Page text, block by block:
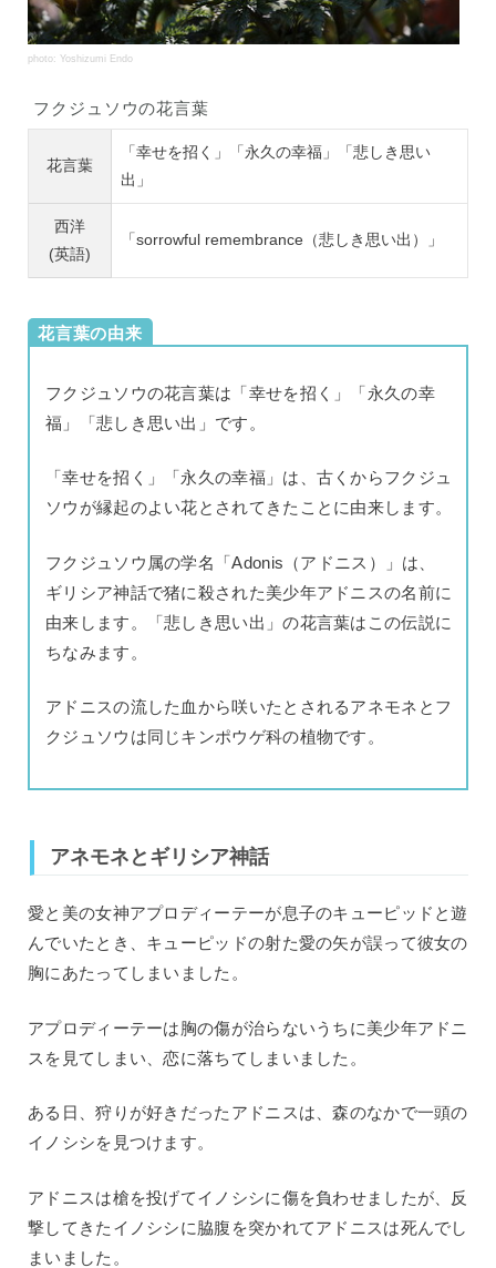
photo: Yoshizumi Endo
フクジュソウの花言葉
花言葉
「幸せを招く」「永久の幸福」「悲しき思い
出」
西洋
(英語)
「sorrowful remembrance（悲しき思い出）」
花言葉の由来
フクジュソウの花言葉は「幸せを招く」「永久の幸
福」「悲しき思い出」です。
「幸せを招く」「永久の幸福」は、古くからフクジュ
ソウが縁起のよい花とされてきたことに由来します。
フクジュソウ属の学名「Adonis（アドニス）」は、
ギリシア神話で猪に殺された美少年アドニスの名前に
由来します。「悲しき思い出」の花言葉はこの伝説に
ちなみます。
アドニスの流した血から咲いたとされるアネモネとフ
クジュソウは同じキンポウゲ科の植物です。
アネモネとギリシア神話
愛と美の女神アプロディーテーが息子のキューピッドと遊
んでいたとき、キューピッドの射た愛の矢が誤って彼女の
胸にあたってしまいました。
アプロディーテーは胸の傷が治らないうちに美少年アドニ
スを見てしまい、恋に落ちてしまいました。
ある日、狩りが好きだったアドニスは、森のなかで一頭の
イノシシを見つけます。
アドニスは槍を投げてイノシシに傷を負わせましたが、反
撃してきたイノシシに脇腹を突かれてアドニスは死んでし
まいました。